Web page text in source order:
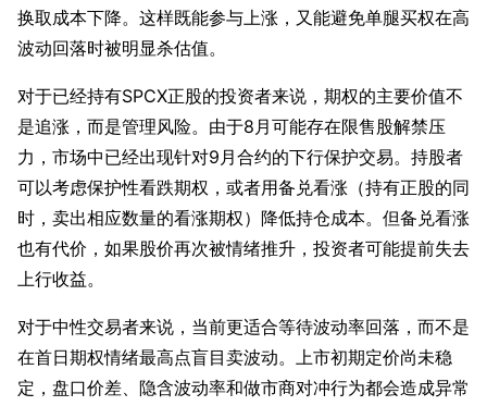
换取成本下降。这样既能参与上涨，又能避免单腿买权在高
波动回落时被明显杀估值。
对于已经持有SPCX正股的投资者来说，期权的主要价值不
是追涨，而是管理风险。由于8月可能存在限售股解禁压
力，市场中已经出现针对9月合约的下行保护交易。持股者
可以考虑保护性看跌期权，或者用备兑看涨（持有正股的同
时，卖出相应数量的看涨期权）降低持仓成本。但备兑看涨
也有代价，如果股价再次被情绪推升，投资者可能提前失去
上行收益。
对于中性交易者来说，当前更适合等待波动率回落，而不是
在首日期权情绪最高点盲目卖波动。上市初期定价尚未稳
定，盘口价差、隐含波动率和做市商对冲行为都会造成异常